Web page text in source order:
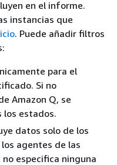
en el informe.
instancias que
. Puede añadir filtros
para el
Si no
Amazon Q, se
los estados.
datos solo de los
agentes de las
especifica ninguna